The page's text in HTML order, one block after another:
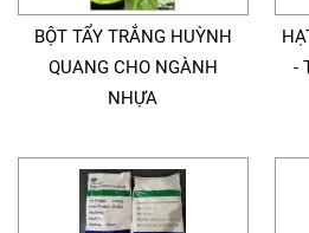
BỘT TẨY TRẮNG HUỲNH
QUANG CHO NGÀNH
NHỰA
-